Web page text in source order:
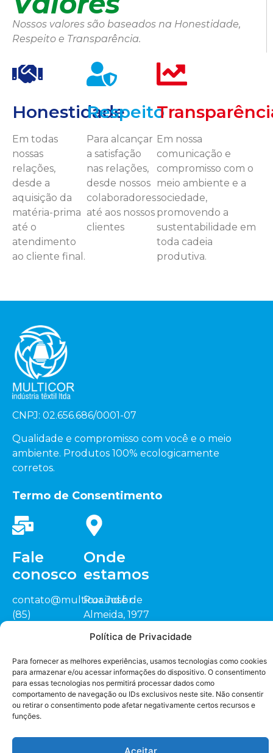
Política de Privacidade
Para fornecer as melhores experiências, usamos tecnologias como cookies
para armazenar e/ou acessar informações do dispositivo. O consentimento
para essas tecnologias nos permitirá processar dados como
comportamento de navegação ou IDs exclusivos neste site. Não consentir
ou retirar o consentimento pode afetar negativamente certos recursos e
funções.
Aceitar
Nossos valores são baseados na Honestidade,
Respeito e Transparência.
Honestidade
Em todas
nossas
relações,
desde a
aquisição da
matéria-prima
até o
atendimento
ao cliente final.
Respeito
Para alcançar
a satisfação
nas relações,
desde nossos
colaboradores
até aos nossos
clientes
Em nossa
comunicação e
compromisso com o
meio ambiente e a
sociedade,
promovendo a
sustentabilidade em
toda cadeia
produtiva.
CNPJ: 02.656.686/0001-07
Qualidade e compromisso com você e o meio
ambiente. Produtos 100% ecologicamente
corretos.
Termo de Consentimento
Fale
conosco
contato@multicor.ind.br
(85)
Onde
estamos
Rua José de
Almeida, 1977
CEP: 62.823-000
Jaguaruana/CE
Desenvolvido por Radconnect Tecnologia. Copyright ©